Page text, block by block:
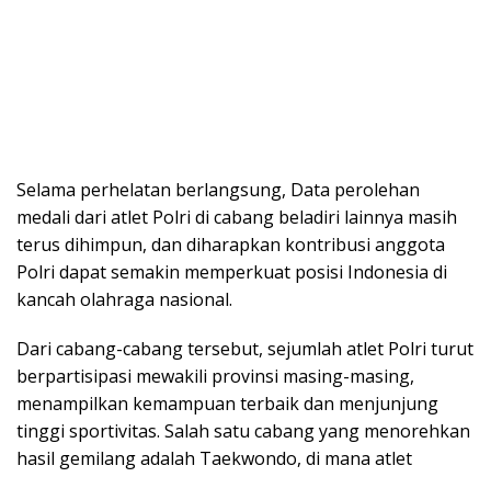
Selama perhelatan berlangsung, Data perolehan
medali dari atlet Polri di cabang beladiri lainnya masih
terus dihimpun, dan diharapkan kontribusi anggota
Polri dapat semakin memperkuat posisi Indonesia di
kancah olahraga nasional.
Dari cabang-cabang tersebut, sejumlah atlet Polri turut
berpartisipasi mewakili provinsi masing-masing,
menampilkan kemampuan terbaik dan menjunjung
tinggi sportivitas. Salah satu cabang yang menorehkan
hasil gemilang adalah Taekwondo, di mana atlet